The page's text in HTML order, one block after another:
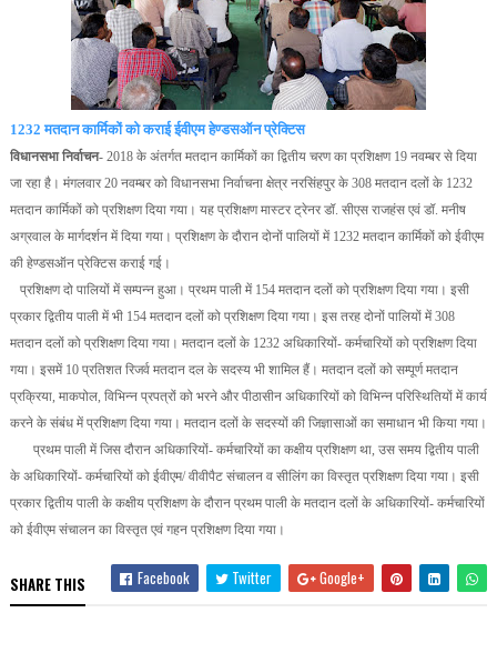
1232 मतदान कार्मिकों को कराई ईवीएम हेण्डसऑन प्रेक्टिस
विधानसभा निर्वाचन- 2018 के अंतर्गत मतदान कार्मिकों का द्वितीय चरण का प्रशिक्षण 19 नवम्बर से दिया
जा रहा है। मंगलवार 20 नवम्बर को विधानसभा निर्वाचना क्षेत्र नरसिंहपुर के 308 मतदान दलों के 1232
मतदान कार्मिकों को प्रशिक्षण दिया गया। यह प्रशिक्षण मास्टर ट्रेनर डॉ. सीएस राजहंस एवं डॉ. मनीष
अग्रवाल के मार्गदर्शन में दिया गया। प्रशिक्षण के दौरान दोनों पालियों में 1232 मतदान कार्मिकों को ईवीएम
की हेण्डसऑन प्रेक्टिस कराई गई।
प्रशिक्षण दो पालियों में सम्पन्न हुआ। प्रथम पाली में 154 मतदान दलों को प्रशिक्षण दिया गया। इसी
प्रकार द्वितीय पाली में भी 154 मतदान दलों को प्रशिक्षण दिया गया। इस तरह दोनों पालियों में 308
मतदान दलों को प्रशिक्षण दिया गया। मतदान दलों के 1232 अधिकारियों- कर्मचारियों को प्रशिक्षण दिया
गया। इसमें 10 प्रतिशत रिजर्व मतदान दल के सदस्य भी शामिल हैं। मतदान दलों को सम्पूर्ण मतदान
प्रक्रिया, माकपोल, विभिन्न प्रपत्रों को भरने और पीठासीन अधिकारियों को विभिन्न परिस्थितियों में कार्य
करने के संबंध में प्रशिक्षण दिया गया। मतदान दलों के सदस्यों की जिज्ञासाओं का समाधान भी किया गया।
प्रथम पाली में जिस दौरान अधिकारियों- कर्मचारियों का कक्षीय प्रशिक्षण था, उस समय द्वितीय पाली
के अधिकारियों- कर्मचारियों को ईवीएम/ वीवीपैट संचालन व सीलिंग का विस्तृत प्रशिक्षण दिया गया। इसी
प्रकार द्वितीय पाली के कक्षीय प्रशिक्षण के दौरान प्रथम पाली के मतदान दलों के अधिकारियों- कर्मचारियों
को ईवीएम संचालन का विस्तृत एवं गहन प्रशिक्षण दिया गया।
SHARE THIS Facebook Twitter Google+